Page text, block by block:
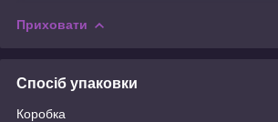
Приховати
Спосіб упаковки
Коробка